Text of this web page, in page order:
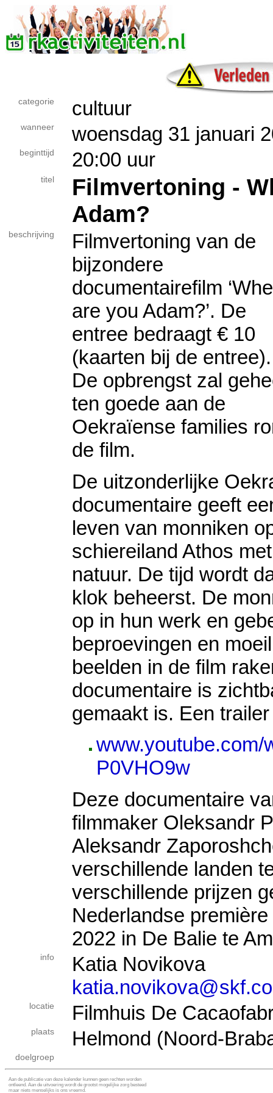
categorie cultuur
wanneer woensdag 31 januari
beginttijd 20:00 uur
titel
Filmvertoning -
Adam?
beschrijving
Filmvertoning van de
bijzondere
documentairefilm
are you Adam?’. De
entree bedraagt € 10
(kaarten bij de entree).
De opbrengst zal
ten goede aan de
Oekraïense families
de film.
De uitzonderlijke
documentaire geeft
leven van monniken
schiereiland Athos
natuur. De tijd wordt
klok beheerst. De
op in hun werk en
beproevingen en
beelden in de film
documentaire is
gemaakt is. Een
www.youtube.com/
P0VHO9w
Deze documentaire
filmmaker Oleksandr
Aleksandr
verschillende landen
verschillende prijzen
Nederlandse
2022 in De Balie te
info
Katia Novikova
locatie Filmhuis De
plaats Helmond (Noord-
doelgroep
Aan de publicatie van deze kalender kunnen geen rechten worden
ontleend. Aan de uitvoering wordt de grootst mogelijke zorg besteed
maar niets menselijks is ons vreemd.